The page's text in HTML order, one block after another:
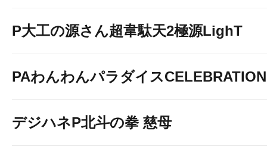
P大工の源さん超韋駄天2極源LighT
PAわんわんパラダイスCELEBRATION
デジハネP北斗の拳 慈母